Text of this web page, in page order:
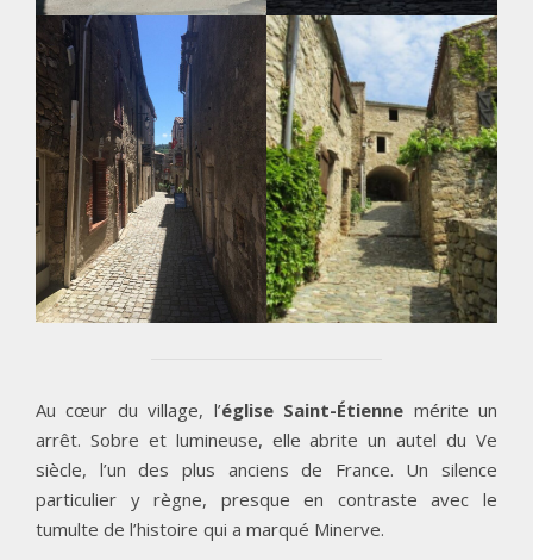
Au cœur du village, l’église Saint-Étienne mérite un
arrêt. Sobre et lumineuse, elle abrite un autel du Ve
siècle, l’un des plus anciens de France. Un silence
particulier y règne, presque en contraste avec le
tumulte de l’histoire qui a marqué Minerve.